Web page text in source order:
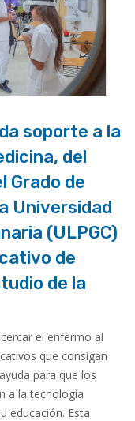
soporte a la
del
Grado de
Universidad
(ULPGC)
de
de la
el enfermo al
que consigan
para que los
a la tecnología
educación. Esta